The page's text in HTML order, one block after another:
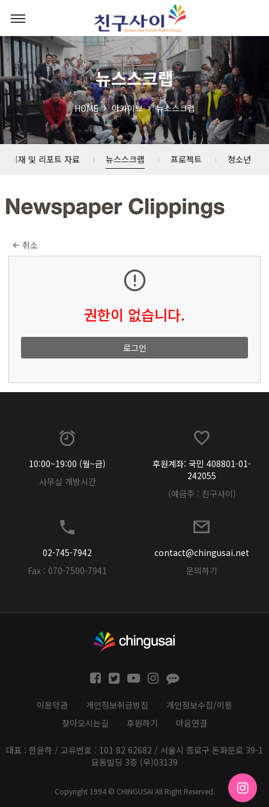
뉴스스크랩
HOME 아카이브 뉴스스크랩
취재 및 리포트 자료 뉴스스크랩 프로젝트 청소년 사업
취소
권한이 없습니다.
로그인
10:00~19:00 (월~금)
사무실 개방시간
후원계좌: 국민 408801-01-
242055
(예금주 : 친구사이)
02-745-7942
Fax : 070-7500-7941
contact@chingusai.net
문의하기
이용약관 개인정보취급방침
개인정보수집/이용
찾아오시는길
후원하기 마음연결
대표 : 한윤하 / 고유번호 : 101 82 62682 / 서울시 종로구 돈화문로 39-1
묘동빌딩 3층 (우)03139
Copyright 1994 © CHINGUSAI All Right Reserved.